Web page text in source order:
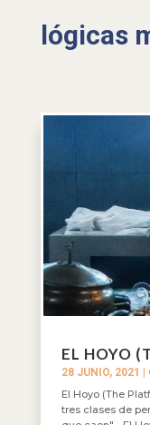
lógicas
EL HOYO
28 JUNIO, 2021 |
El Hoyo (The
tres clases de